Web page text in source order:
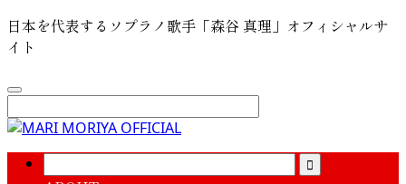
日本を代表するソプラノ歌手「森谷 真理」オフィシャルサ
イト